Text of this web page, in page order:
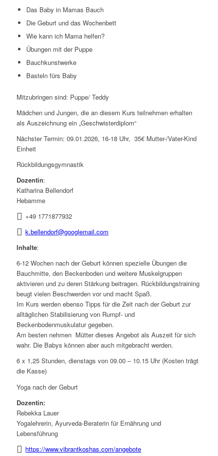
Das Baby in Mamas Bauch
Die Geburt und das Wochenbett
Wie kann ich Mama helfen?
Übungen mit der Puppe
Bauchkunstwerke
Basteln fürs Baby
Mitzubringen sind: Puppe/ Teddy
Mädchen und Jungen, die an diesem Kurs teilnehmen erhalten
als Auszeichnung ein „Geschwisterdiplom“
Nächster Termin: 09.01.2026, 16-18 Uhr, 35€ Mutter-/Vater-Kind
Einheit
Rückbildungsgymnastik
Dozentin:
Katharina Bellendorf
Hebamme
+49 1771877932
k.bellendorf@googlemail.com
Inhalte:
6-12 Wochen nach der Geburt können spezielle Übungen die
Bauchmitte, den Beckenboden und weitere Muskelgruppen
aktivieren und zu deren Stärkung beitragen. Rückbildungstraining
beugt vielen Beschwerden vor und macht Spaß.
Im Kurs werden ebenso Tipps für die Zeit nach der Geburt zur
alltäglichen Stabilisierung von Rumpf- und
Beckenbodenmuskulatur gegeben.
Am besten nehmen Mütter dieses Angebot als Auszeit für sich
wahr. Die Babys können aber auch mitgebracht werden.
6 x 1,25 Stunden, dienstags von 09.00 – 10.15 Uhr (Kosten trägt
die Kasse)
Yoga nach der Geburt
Dozentin:
Rebekka Lauer
Yogalehrerin, Ayurveda-Beraterin für Ernährung und
Lebensführung
https://www.vibrantkoshas.com/angebote